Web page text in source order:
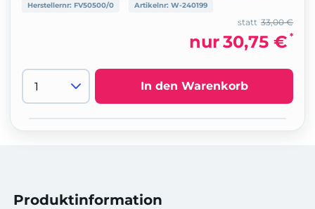
Herstellernr: FV50500/0 Artikelnr: W-240199
33,00 €
statt
nur30,75 € *
In den Warenkorb
Produktinformation